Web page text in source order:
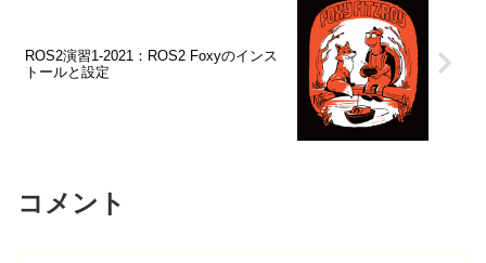
ROS2演習1-2021：ROS2 Foxyのインス
トールと設定
コメント